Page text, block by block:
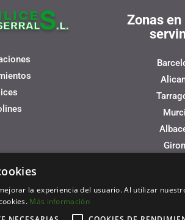
Zonas
Financiado por la Unión Europea –
la experiencia del usuario. Al utilizar
Más información